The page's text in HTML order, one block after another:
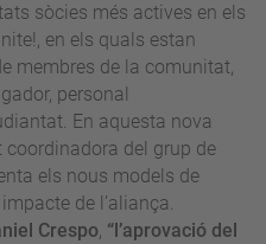
sòcies més actives en els
en els quals estan
membres de la comunitat,
personal
En aquesta nova
del grup de
els nous models de
de l’aliança.
Crespo, “l’aprovació del